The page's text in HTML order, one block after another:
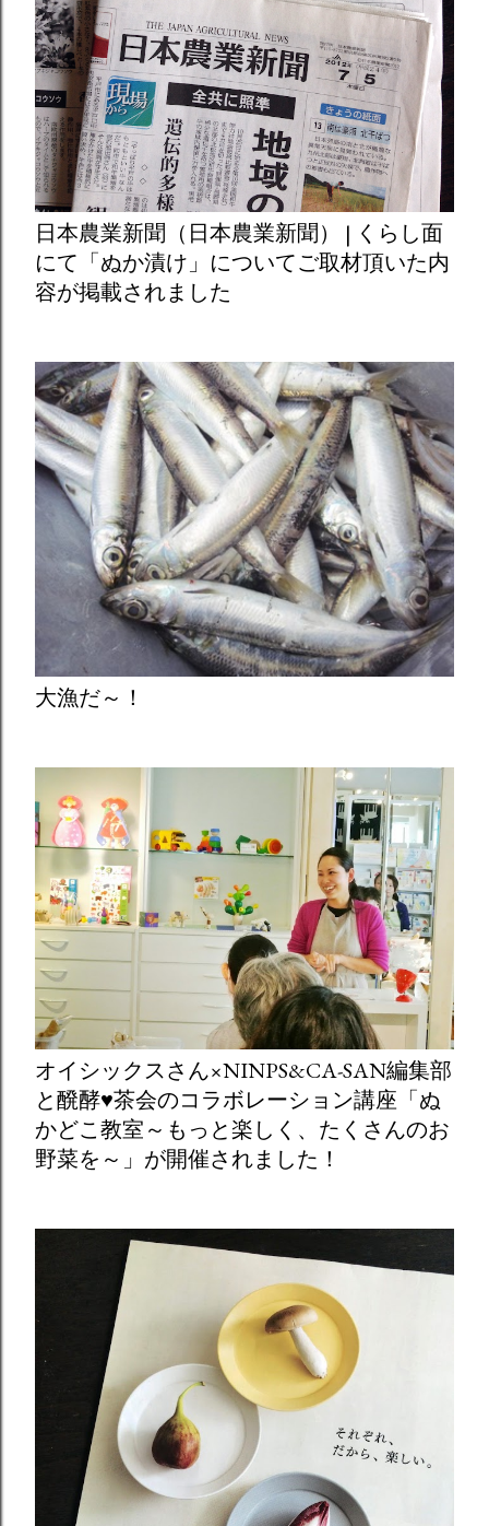
日本農業新聞（日本農業新聞） | くらし面
にて「ぬか漬け」についてご取材頂いた内
容が掲載されました
大漁だ～！
オイシックスさん×NINPS&CA-SAN編集部
と醗酵♥茶会のコラボレーション講座「ぬ
かどこ教室～もっと楽しく、たくさんのお
野菜を～」が開催されました！